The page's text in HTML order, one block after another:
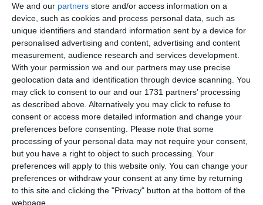
We and our partners store and/or access information on a
device, such as cookies and process personal data, such as
unique identifiers and standard information sent by a device for
personalised advertising and content, advertising and content
measurement, audience research and services development.
With your permission we and our partners may use precise
geolocation data and identification through device scanning. You
may click to consent to our and our 1731 partners’ processing
as described above. Alternatively you may click to refuse to
consent or access more detailed information and change your
preferences before consenting.
Please note that some
processing of your personal data may not require your consent,
but you have a right to object to such processing. Your
preferences will apply to this website only. You can change your
preferences or withdraw your consent at any time by returning
to this site and clicking the "Privacy" button at the bottom of the
webpage.
Am citit si sunt de acord cu regulile de postare
Acest formular colectează numele, e-mailul şi conținutul mesajului, astfel încât
să putem urmări comentariile tale pe site. Nu vom folosi datele tale în alt scop.
Pentru mai multe informaţii, consultă politica noastră de confidenţialitate, unde vei
primi mai multe privind informaţii despre cum și de ce stocăm datele tale.
Posteaza comentariul
ARTICOLE ASEMANATOARE